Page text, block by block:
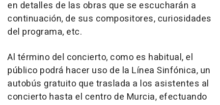
en detalles de las obras que se escucharán a
continuación, de sus compositores, curiosidades
del programa, etc.
Al término del concierto, como es habitual, el
público podrá hacer uso de la Línea Sinfónica, un
autobús gratuito que traslada a los asistentes al
concierto hasta el centro de Murcia, efectuando